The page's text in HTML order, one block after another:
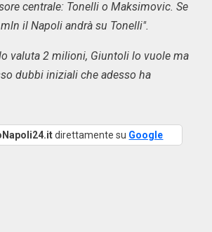
centrale: Tonelli o Maksimovic. Se
il Napoli andrà su Tonelli".
valuta 2 milioni, Giuntoli lo vuole ma
dubbi iniziali che adesso ha
direttamente su Google